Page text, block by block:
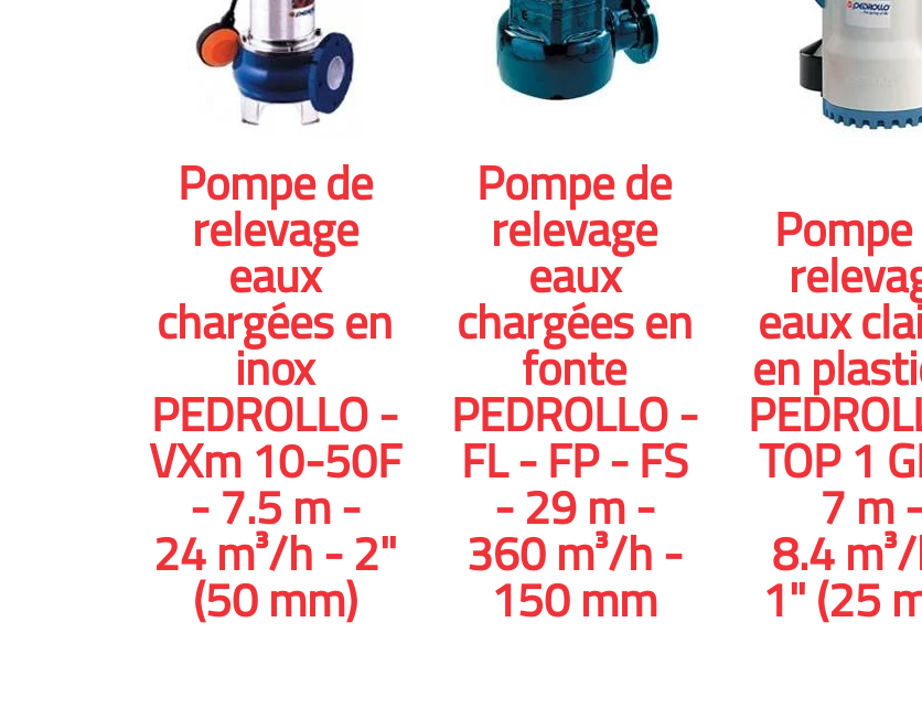
Pompe de
relevage
eaux
chargées en
inox
PEDROLLO -
VXm 10-50F
- 7.5 m -
24 m³/h - 2"
(50 mm)
Pompe de
relevage
eaux
chargées en
fonte
PEDROLLO -
FL - FP - FS
- 29 m -
360 m³/h -
150 mm
eaux
en
TOP 1
7 m
8.4
1" (25